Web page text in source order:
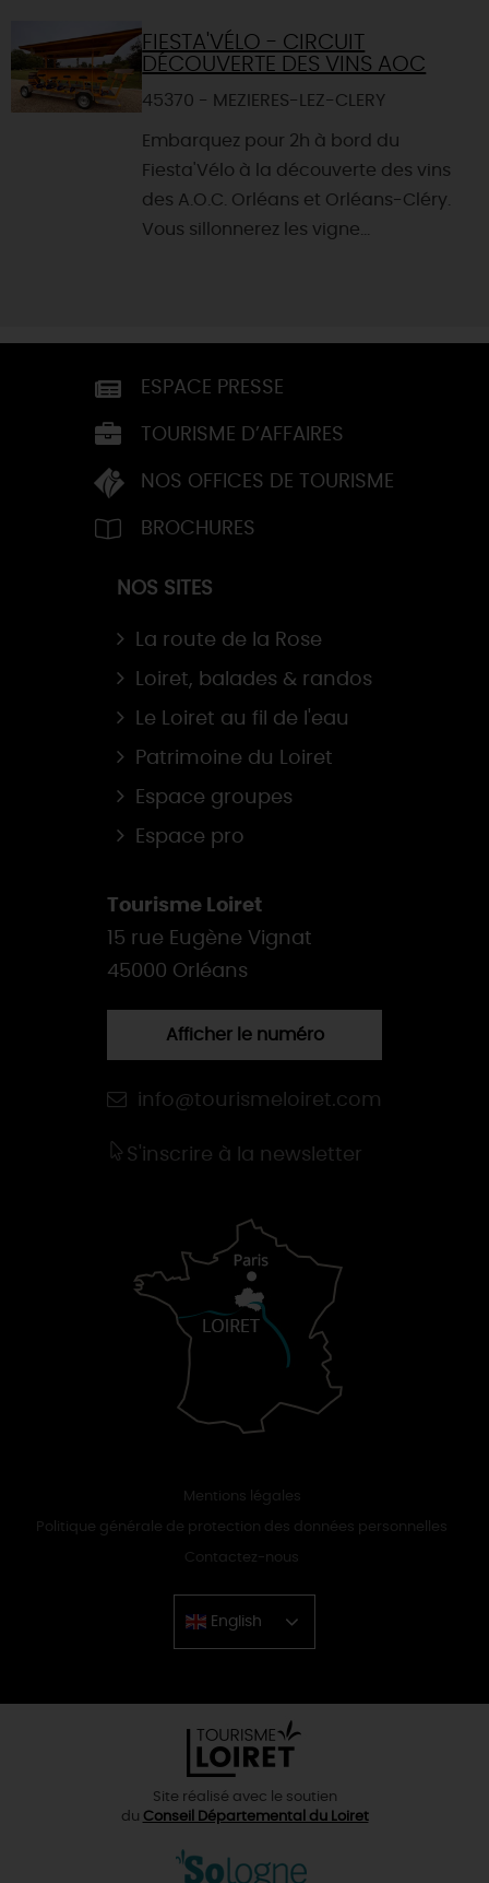
FIESTA'VÉLO - CIRCUIT
DÉCOUVERTE DES VINS AOC
45370 - MEZIERES-LEZ-CLERY
Embarquez pour 2h à bord du
Fiesta'Vélo à la découverte des vins
des A.O.C. Orléans et Orléans-Cléry.
Vous sillonnerez les vigne...
ESPACE PRESSE
TOURISME D’AFFAIRES
NOS OFFICES DE TOURISME
BROCHURES
NOS SITES
La route de la Rose
Loiret, balades & randos
Le Loiret au fil de l'eau
Patrimoine du Loiret
Espace groupes
Espace pro
Tourisme Loiret
15 rue Eugène Vignat
45000 Orléans
Afficher le numéro
info@tourismeloiret.com
S'inscrire à la newsletter
Mentions légales
Politique générale de protection des données personnelles
Contactez-nous
English
Chinese
Site réalisé avec le soutien
du Conseil Départemental du Loiret